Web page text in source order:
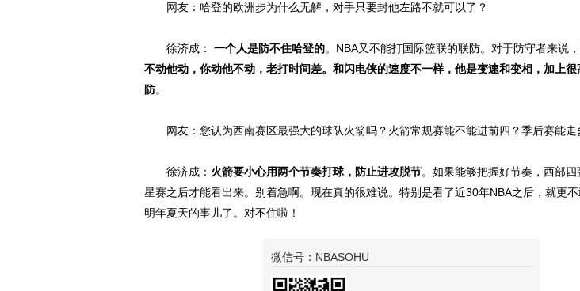
网友：哈登的欧洲步为什么无解，对手只要封他左路不就可以了？
徐济成： 一个人是防不住哈登的。NBA又不能打国际篮联的联防。对于防守者来说，
不动他动，你动他不动，老打时间差。和闪电侠的速度不一样，他是变速和变相，加上
防。
网友：您认为西南赛区最强大的球队火箭吗？火箭常规赛能不能进前四？季后赛能走
徐济成： 火箭要小心用两个节奏打球，防止进攻脱节。如果能够把握好节奏，西部四
星赛之后才能看出来。别着急啊。现在真的很难说。特别是看了近30年NBA之后，就更
明年夏天的事儿了。对不住啦！
微信号：NBASOHU